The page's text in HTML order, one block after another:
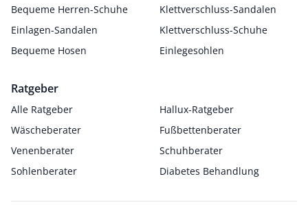
Bequeme Herren-Schuhe
Klettverschluss-Sandalen
Einlagen-Sandalen
Klettverschluss-Schuhe
Bequeme Hosen
Einlegesohlen
Ratgeber
Alle Ratgeber
Hallux-Ratgeber
Wäscheberater
Fußbettenberater
Venenberater
Schuhberater
Sohlenberater
Diabetes Behandlung